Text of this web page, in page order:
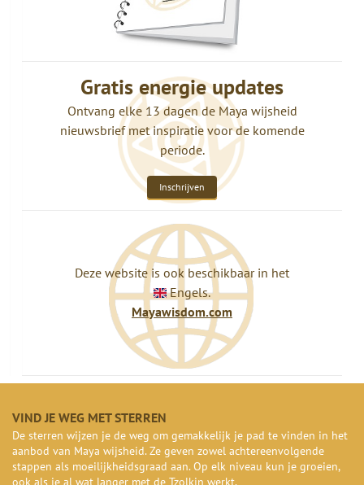
Gratis energie updates
Ontvang elke 13 dagen de Maya wijsheid
nieuwsbrief met inspiratie voor de komende
periode.
Inschrijven
Deze website is ook beschikbaar in het
Engels.
Mayawisdom.com
VIND JE WEG MET STERREN
De sterren wijzen je de weg om gemakkelijk je pad te vinden in het
aanbod van Maya wijsheid. Ze geven zowel achtereenvolgende
stappen als moeilijkheidsgraad aan. Op elk niveau kun je groeien,
ook als je al wat langer met de Tzolkin werkt.